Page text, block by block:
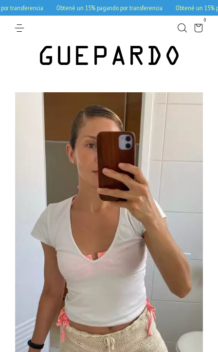
Obtené un 15% pagando por transferencia Obtené un 15%
0